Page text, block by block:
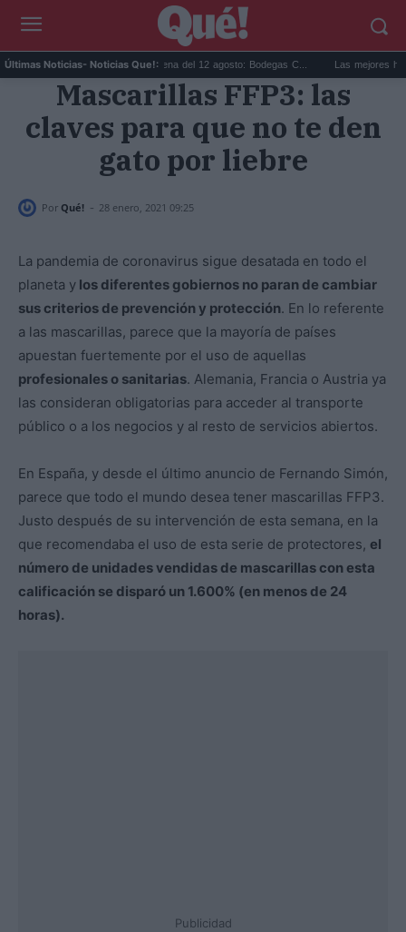
Últimas Noticias- Noticias Que!:
Eclipse solar en Cariñena del 12 agosto: Bodegas C... Las mejores
Mascarillas FFP3: las
claves para que no te den
gato por liebre
Por Qué! - 28 enero, 2021 09:25
La pandemia de coronavirus sigue desatada en todo el
planeta y los diferentes gobiernos no paran de cambiar
sus criterios de prevención y protección. En lo referente
a las mascarillas, parece que la mayoría de países
apuestan fuertemente por el uso de aquellas
profesionales o sanitarias. Alemania, Francia o Austria ya
las consideran obligatorias para acceder al transporte
público o a los negocios y al resto de servicios abiertos.
En España, y desde el último anuncio de Fernando Simón,
parece que todo el mundo desea tener mascarillas FFP3.
Justo después de su intervención de esta semana, en la
que recomendaba el uso de esta serie de protectores, el
número de unidades vendidas de mascarillas con esta
calificación se disparó un 1.600% (en menos de 24
horas).
Publicidad